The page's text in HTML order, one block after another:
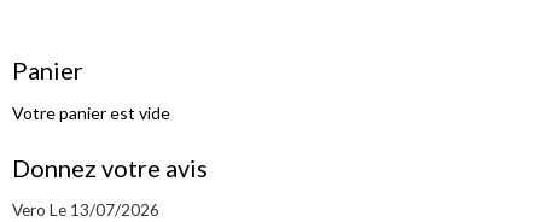
Panier
Votre panier est vide
Donnez votre avis
Vero Le 13/07/2026